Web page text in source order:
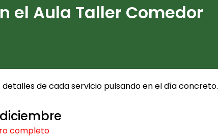
el Aula Taller Comedor
de cada servicio pulsando en el día concreto.
diciembre
completo